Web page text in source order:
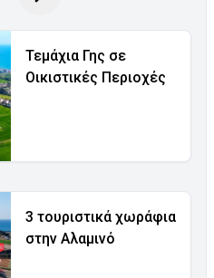
Τεμάχια Γης σε
Οικιστικές Περιοχές
3 τουριστικά χωράφια
στην Αλαμινό